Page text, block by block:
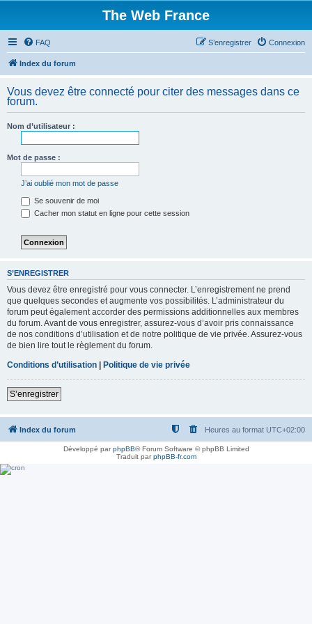
The Web France
FAQ Connexion
S’enregistrer
Index du forum
Vous devez être connecté pour citer des messages dans ce
forum.
Nom d’utilisateur :
Mot de passe :
J’ai oublié mon mot de passe
Se souvenir de moi
Cacher mon statut en ligne pour cette session
S’ENREGISTRER
Vous devez être enregistré pour vous connecter. L’enregistrement ne prend
que quelques secondes et augmente vos possibilités. L’administrateur du
forum peut également accorder des permissions additionnelles aux membres
du forum. Avant de vous enregistrer, assurez-vous d’avoir pris connaissance
de nos conditions d’utilisation et de notre politique de vie privée. Assurez-vous
de bien lire tout le règlement du forum.
Conditions d’utilisation | Politique de vie privée
S’enregistrer
Index du forum Heures au format UTC+02:00
Développé parphpBB® Forum Software © phpBB Limited
Traduit parphpBB-fr.com